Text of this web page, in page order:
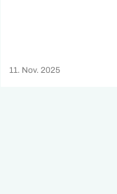
11. Nov. 2025